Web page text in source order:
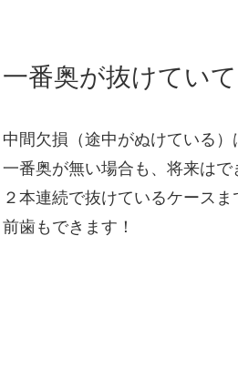
⼀番奥が抜けてい
中間⽋損（途中がぬけている
⼀番奥が無い場合も、将来は
２本連続で抜けているケース
前⻭もできます！